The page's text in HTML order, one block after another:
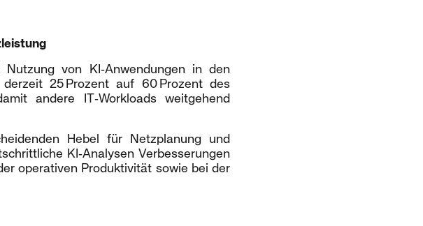
von KI‑Anwendungen in den
25 Prozent auf 60 Prozent des
andere IT‑Workloads weitgehend
Hebel für Netzplanung und
KI‑Analysen Verbesserungen
operativen Produktivität sowie bei der